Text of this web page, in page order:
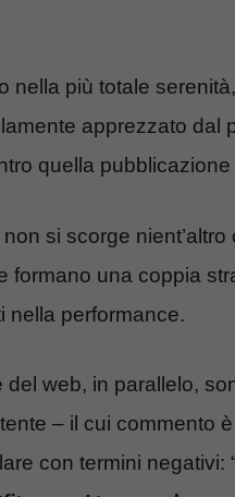
nella più totale
apprezzato dal
quella
si scorge nient’altro
formano una coppia
nella performance.
web, in parallelo,
– il cui commento
con termini negativi: